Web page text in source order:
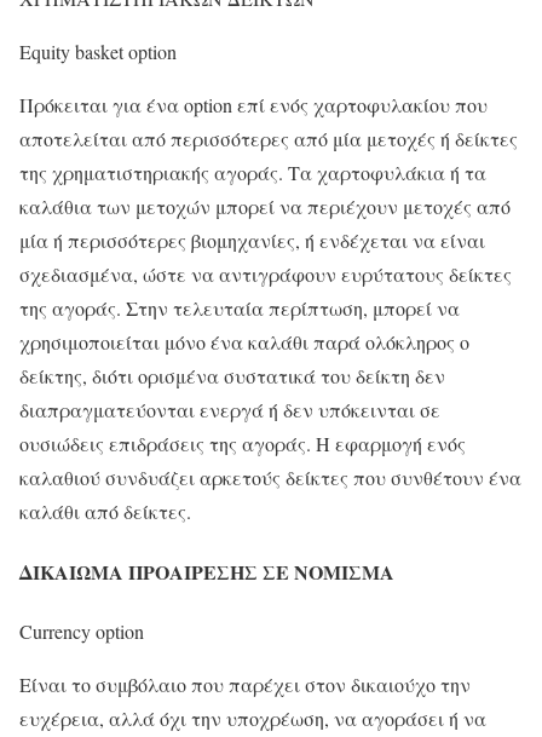
Equity basket option
Πρόκειται για ένα option επί ενός χαρτοφυλακίου που
αποτελείται από περισσότερες από μία μετοχές ή δείκτες
της χρηματιστηριακής αγοράς. Τα χαρτοφυλάκια ή τα
καλάθια των μετοχών μπορεί να περιέχουν μετοχές από
μία ή περισσότερες βιομηχανίες, ή ενδέχεται να είναι
σχεδιασμένα, ώστε να αντιγράφουν ευρύτατους δείκτες
της αγοράς. Στην τελευταία περίπτωση, μπορεί να
χρησιμοποιείται μόνο ένα καλάθι παρά ολόκληρος ο
δείκτης, διότι ορισμένα συστατικά του δείκτη δεν
διαπραγματεύονται ενεργά ή δεν υπόκεινται σε
ουσιώδεις επιδράσεις της αγοράς. Η εφαρμογή ενός
καλαθιού συνδυάζει αρκετούς δείκτες που συνθέτουν ένα
καλάθι από δείκτες.
ΔΙΚΑΙΩΜΑ ΠΡΟΑΙΡΕΣΗΣ ΣΕ ΝΟΜΙΣΜΑ
Currency option
Είναι το συμβόλαιο που παρέχει στον δικαιούχο την
ευχέρεια, αλλά όχι την υποχρέωση, να αγοράσει ή να